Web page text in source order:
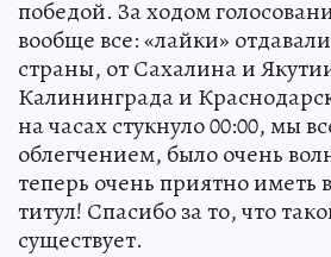
победой. За ходом
вообще все: «лайки»
страны, от Сахалина и
Калининграда и
на часах стукнуло 00:00, мы
облегчением, было очень
теперь очень приятно иметь
титул! Спасибо за то, что
существует.